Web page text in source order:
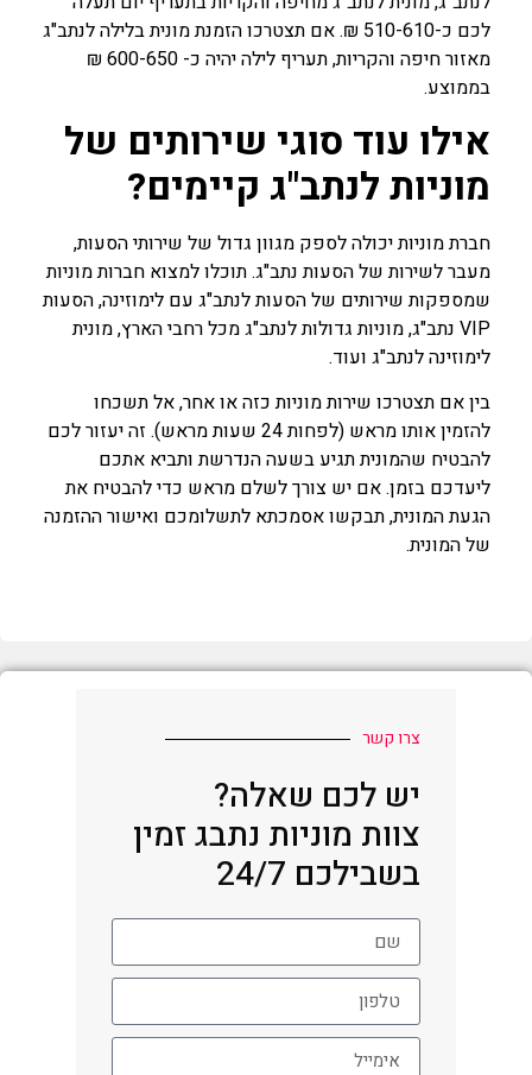
לכם כ-510-610 ₪. אם תצטרכו הזמנת מונית בלילה לנתב"ג
מאזור חיפה והקריות, תעריף לילה יהיה כ- 600-650 ₪
בממוצע.
אילו עוד סוגי שירותים של
מוניות לנתב"ג קיימים?
חברת מוניות יכולה לספק מגוון גדול של שירותי הסעות,
מעבר לשירות של הסעות נתב"ג. תוכלו למצוא חברות מוניות
שמספקות שירותים של הסעות לנתב"ג עם לימוזינה, הסעות
VIP נתב"ג, מוניות גדולות לנתב"ג מכל רחבי הארץ, מונית
לימוזינה לנתב"ג ועוד.
בין אם תצטרכו שירות מוניות כזה או אחר, אל תשכחו
להזמין אותו מראש (לפחות 24 שעות מראש). זה יעזור לכם
להבטיח שהמונית תגיע בשעה הנדרשת ותביא אתכם
ליעדכם בזמן. אם יש צורך לשלם מראש כדי להבטיח את
הגעת המונית, תבקשו אסמכתא לתשלומכם ואישור ההזמנה
של המונית.
צרו קשר
יש לכם שאלה?
צוות מוניות נתבג זמין
בשבילכם 24/7